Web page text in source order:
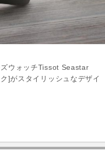
ウォッチTissot Seastar
]がスタイリッシュなデザイ